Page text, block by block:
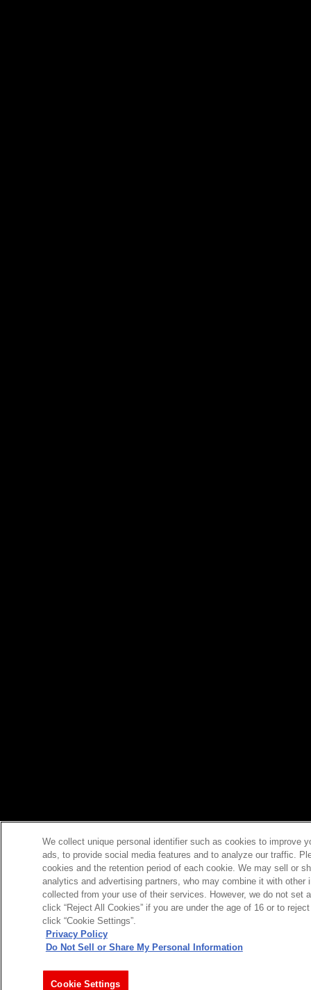
We collect unique personal identifier such as cookies to improve
ads, to provide social media features and to analyze our traffic.
cookies and the retention period of each cookie. We may sell or
analytics and advertising partners, who may combine it with
collected from your use of their services. However, we do not set
click “Reject All Cookies” if you are under the age of 16 or to
click “Cookie Settings”.
Privacy Policy
Do Not Sell or Share My Personal Information
Cookie Settings